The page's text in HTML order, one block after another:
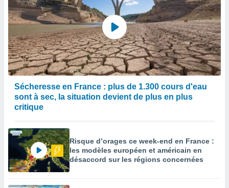
Sécheresse en France : plus de 1.300 cours d'eau
sont à sec, la situation devient de plus en plus
critique
Risque d’orages ce week-end en France :
les modèles européen et américain en
désaccord sur les régions concernées